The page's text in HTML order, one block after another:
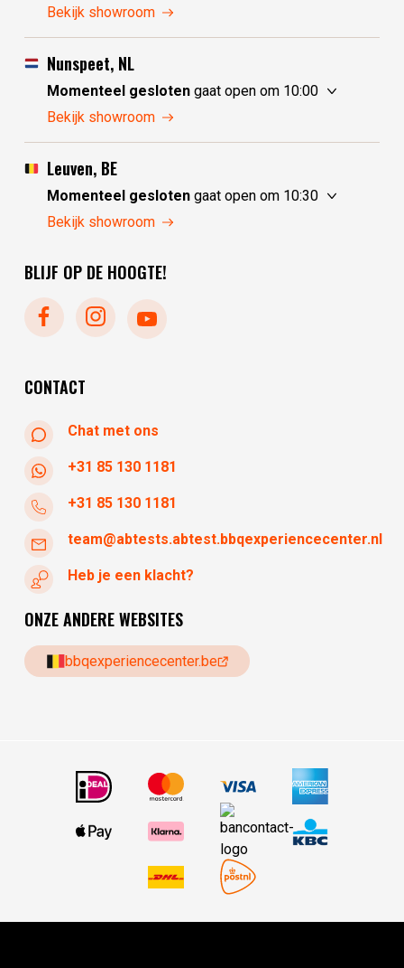
vrijdag
zaterdag
10:00 - 17:30
zondag
maandag
10:00 - 17:30
dinsdag
Bekijk showroom
Nunspeet, NL
Momenteel geslotengaat open om 10:00
vrijdag
zaterdag
10:00 - 17:30
zondag
maandag
gesloten
dinsdag
Bekijk showroom
Leuven, BE
Momenteel geslotengaat open om 10:30
vrijdag
zondag
dinsdag
woensdag
Bekijk showroom
BLIJF OP DE HOOGTE!
CONTACT
Chat met ons
+31 85 130 1181
+31 85 130 1181
team@abtests.abtest.bbqexperiencecenter.nl
Heb je een klacht?
ONZE ANDERE WEBSITES
bbqexperiencecenter.be